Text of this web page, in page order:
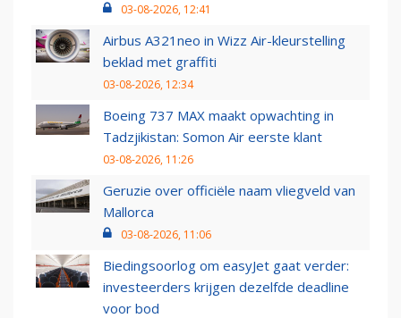
03-08-2026, 12:41
Airbus A321neo in Wizz Air-kleurstelling
beklad met graffiti
03-08-2026, 12:34
Boeing 737 MAX maakt opwachting in
Tadzjikistan: Somon Air eerste klant
03-08-2026, 11:26
Geruzie over officiële naam vliegveld van
Mallorca
03-08-2026, 11:06
Biedingsoorlog om easyJet gaat verder:
investeerders krijgen dezelfde deadline
voor bod